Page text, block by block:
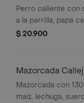
Perro caliente con
a la parrilla, papa
picada, salsa
$ 20.900
Mazorcada
Mazorcada con
maíz, lechuga,